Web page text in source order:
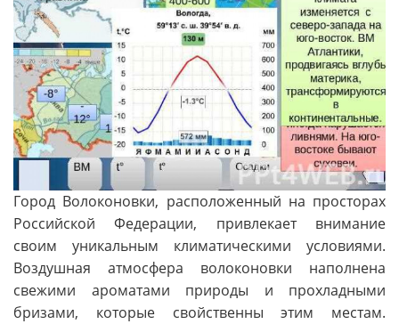
Город Волоконовки, расположенный на просторах
Российской Федерации, привлекает внимание
своим уникальным климатическими условиями.
Воздушная атмосфера волоконовки наполнена
свежими ароматами природы и прохладными
бризами, которые свойственны этим местам.